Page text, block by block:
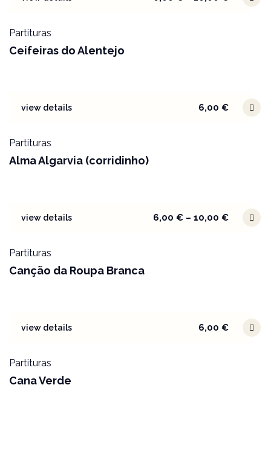
Partituras
Ceifeiras do Alentejo
view details 6,00 €
Partituras
Alma Algarvia (corridinho)
view details 6,00 €– 10,00 €
Partituras
Canção da Roupa Branca
view details 6,00 €
Partituras
Cana Verde